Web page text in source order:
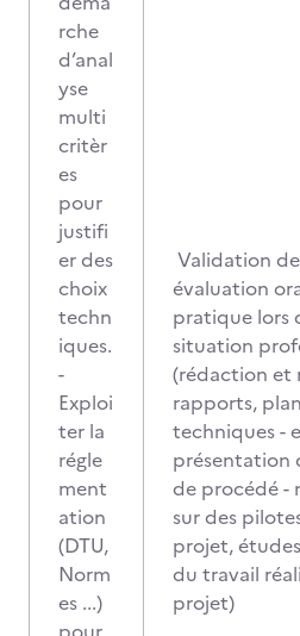
rche
d’anal
yse
multi
critèr
es
pour
justifi
er des
choix
techn
iques.
-
Exploi
ter la
régle
ment
ation
(DTU,
Norm
es ...)
Validation
évaluation
pratique lors
situation
(rédaction et
rapports,
techniques -
présentation
de procédé -
sur des
projet,
du travail
projet)